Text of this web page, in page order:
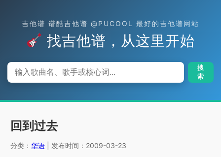
吉他谱 谱酷吉他谱 @PUCOOL 最好的吉他谱网站
找吉他谱，从这里开始
搜
索
回到过去
分类：华语 | 发布时间：2009-03-23